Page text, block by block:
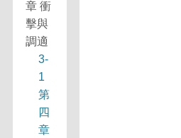
章 衝
擊與
調適
3-
1
第
四
章